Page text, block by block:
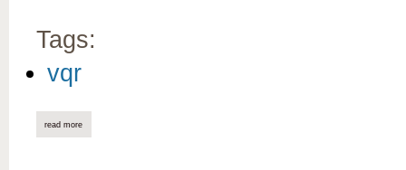
Tags:
vqr
read more